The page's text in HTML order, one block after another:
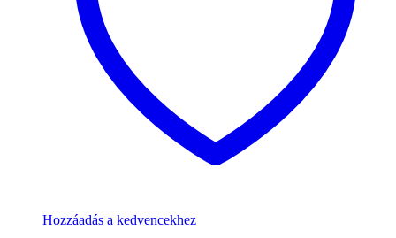
Hozzáadás a kedvencekhez